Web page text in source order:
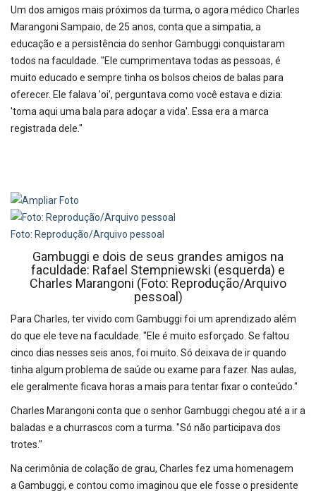
Um dos amigos mais próximos da turma, o agora médico Charles
Marangoni Sampaio, de 25 anos, conta que a simpatia, a
educação e a persistência do senhor Gambuggi conquistaram
todos na faculdade. "Ele cumprimentava todas as pessoas, é
muito educado e sempre tinha os bolsos cheios de balas para
oferecer. Ele falava 'oi', perguntava como você estava e dizia:
'toma aqui uma bala para adoçar a vida'. Essa era a marca
registrada dele."
Foto: Reprodução/Arquivo pessoal
Gambuggi e dois de seus grandes amigos na
faculdade: Rafael Stempniewski (esquerda) e
Charles Marangoni (Foto: Reprodução/Arquivo
pessoal)
Para Charles, ter vivido com Gambuggi foi um aprendizado além
do que ele teve na faculdade. "Ele é muito esforçado. Se faltou
cinco dias nesses seis anos, foi muito. Só deixava de ir quando
tinha algum problema de saúde ou exame para fazer. Nas aulas,
ele geralmente ficava horas a mais para tentar fixar o conteúdo."
Charles Marangoni conta que o senhor Gambuggi chegou até a ir a
baladas e a churrascos com a turma. "Só não participava dos
trotes."
Na cerimônia de colação de grau, Charles fez uma homenagem
a Gambuggi, e contou como imaginou que ele fosse o presidente